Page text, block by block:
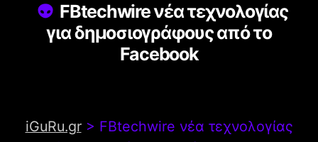
FBtechwire νέα τεχνολογίας
για δημοσιογράφους από το
Facebook
iGuRu.gr> FBtechwire νέα τεχνολογίας